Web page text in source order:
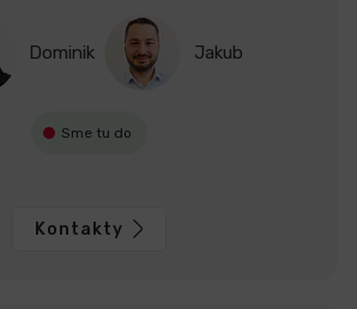
Dominik Jakub
Sme tu do
Kontakty